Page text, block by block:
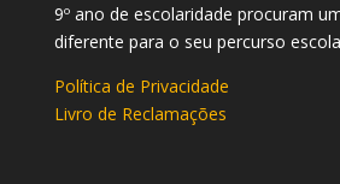
9º ano de escolaridade procuram
diferente para o seu percurso
Política de Privacidade
Livro de Reclamações